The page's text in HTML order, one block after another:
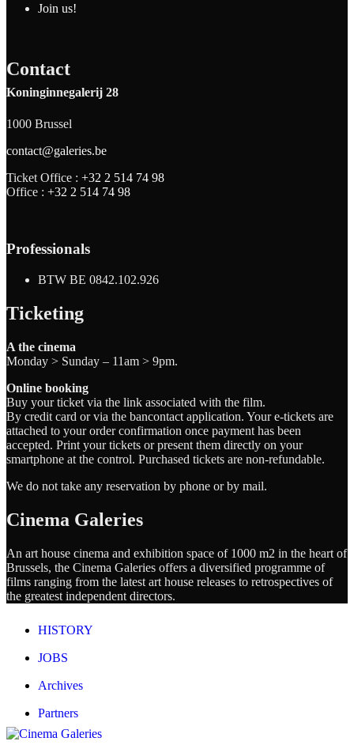
Join us!
Contact
Koninginnegalerij 28
1000 Brussel
contact@galeries.be
Ticket Office : +32 2 514 74 98
Office : +32 2 514 74 98
Professionals
BTW BE 0842.102.926
Ticketing
A the cinema
Monday > Sunday – 11am > 9pm.
Online booking
Buy your ticket via the link associated with the film.
By credit card or via the bancontact application. Your e-tickets are
attached to your order confirmation once payment has been
accepted. Print your tickets or present them directly on your
smartphone at the control. Purchased tickets are non-refundable.
We do not take any reservation by phone or by mail.
Cinema Galeries
An art house cinema and exhibition space of 1000 m2 in the heart of
Brussels, the Cinema Galeries offers a diversified programme of
films ranging from the latest art house releases to retrospectives of
the greatest independent directors.
HISTORY
JOBS
Archives
Partners